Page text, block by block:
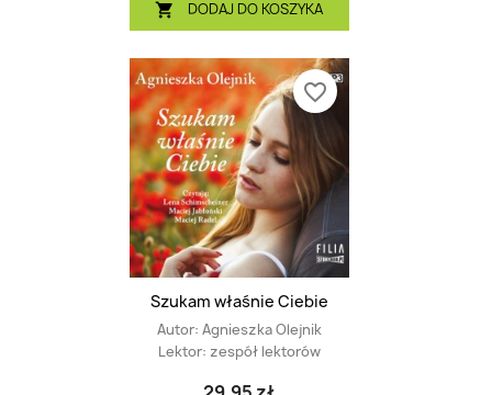
 DODAJ DO KOSZYKA
Szukam właśnie Ciebie
Autor: Agnieszka Olejnik
Lektor: zespół lektorów
favorite_border